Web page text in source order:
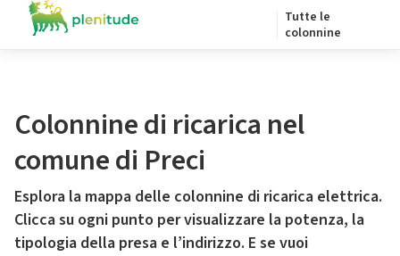
Tutte le
colonnine
Colonnine di ricarica nel
comune di Preci
Esplora la mappa delle colonnine di ricarica elettrica.
Clicca su ogni punto per visualizzare la potenza, la
tipologia della presa e l’indirizzo. E se vuoi